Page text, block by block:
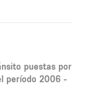
puestas por
período 2006 -